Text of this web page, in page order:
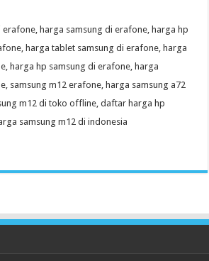
erafone, harga samsung di erafone, harga hp
harga tablet samsung di erafone, harga
harga hp samsung di erafone, harga
samsung m12 erafone, harga samsung a72
m12 di toko offline, daftar harga hp
samsung m12 di indonesia